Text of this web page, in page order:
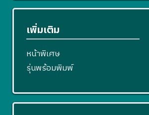
เพิ่มเติม
หน้าพิเศษ
รุ่นพร้อมพิมพ์